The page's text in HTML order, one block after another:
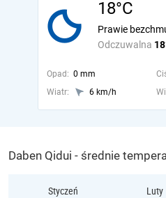
18°C
Odczuwalna
Prawie
Opad: 0 mm
Wiatr:
6 km/h
Daben Qidui - średnie
Styczeń Luty